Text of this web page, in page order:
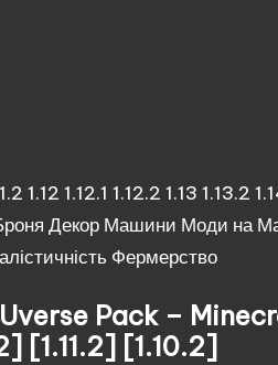
1.12 1.12.1 1.12.2 1.13 1.13.2
Декор Машини Моди на
Фермерство
Pack –
[1.11.2] [1.10.2]